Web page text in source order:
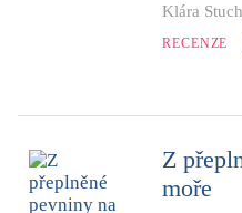
Klára
RECENZE
Z
moře